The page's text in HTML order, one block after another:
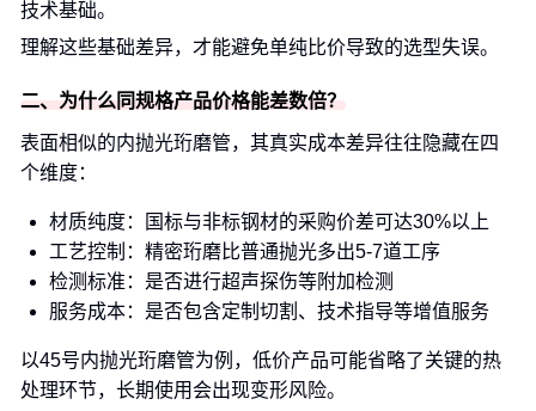
技术基础。
理解这些基础差异，才能避免单纯比价导致的选型失误。
二、为什么同规格产品价格能差数倍？
表面相似的内抛光珩磨管，其真实成本差异往往隐藏在四
个维度：
材质纯度：国标与非标钢材的采购价差可达30%以上
工艺控制：精密珩磨比普通抛光多出5-7道工序
检测标准：是否进行超声探伤等附加检测
服务成本：是否包含定制切割、技术指导等增值服务
以45号内抛光珩磨管为例，低价产品可能省略了关键的热
处理环节，长期使用会出现变形风险。